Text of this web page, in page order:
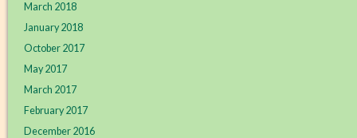
March 2018
January 2018
October 2017
May 2017
March 2017
February 2017
December 2016